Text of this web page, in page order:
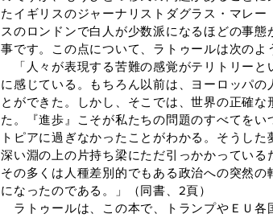
たイギリスのジャーナリストダグラス・マレ
スのロンドンで白人が少数派になるほどの事
事です。この点について、ラトゥールは次のよ
「人々が表現する苦難の感覚がテリトリーと
に感じている。もちろん以前は、ヨーロッパ
とができた。しかし、そこでは、世界の正確
た。『進歩』こそが私たちの問題のすべてを
トピアに過ぎなかったことがわかる。そうし
深い淵の上の片持ち梁にただ引っかかってい
その多くは人種差別的でもある政治への突然
になったのである。」（同書、2頁）
ラトゥールは、この本で、トランプやＥＵ各